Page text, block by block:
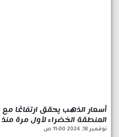
أسعار الذهب يحقق ارتفاعًا مع
المنطقة الخضراء لأول مرة منذ 10 أيام
نوفمبر 18, 2024 11:00 ص